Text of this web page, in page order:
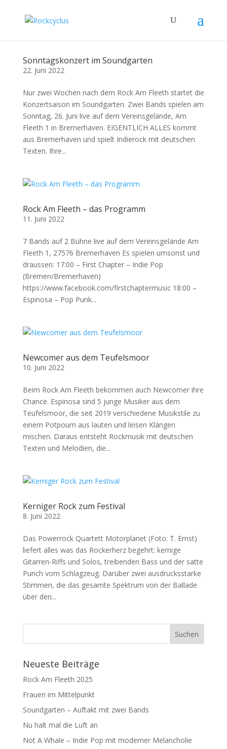
Sonntagskonzert im Soundgarten
22. Juni 2022
Nur zwei Wochen nach dem Rock Am Fleeth startet die
Konzertsaison im Soundgarten. Zwei Bands spielen am
Sonntag, 26. Juni live auf dem Vereinsgelände, Am
Fleeth 1 in Bremerhaven. EIGENTLICH ALLES kommt
aus Bremerhaven und spielt Indierock mit deutschen
Texten. Ihre...
Rock Am Fleeth – das Programm
11. Juni 2022
7 Bands auf 2 Bühne live auf dem Vereinsgelände Am
Fleeth 1, 27576 Bremerhaven Es spielen umsonst und
draussen: 17:00 – First Chapter – Indie Pop
(Bremen/Bremerhaven)
https://www.facebook.com/firstchaptermusic 18:00 –
Espinosa – Pop Punk...
Newcomer aus dem Teufelsmoor
10. Juni 2022
Beim Rock Am Fleeth bekommen auch Newcomer ihre
Chance. Espinosa sind 5 junge Musiker aus dem
Teufelsmoor, die seit 2019 verschiedene Musikstile zu
einem Potpourri aus lauten und leisen Klängen
mischen. Daraus entsteht Rockmusik mit deutschen
Texten und Melodien, die...
Kerniger Rock zum Festival
8. Juni 2022
Das Powerrock Quartett Motorplanet (Foto: T. Ernst)
liefert alles was das Rockerherz begehrt: kernige
Gitarren-Riffs und Solos, treibenden Bass und der satte
Punch vom Schlagzeug. Darüber zwei ausdrucksstarke
Stimmen, die das gesamte Spektrum von der Ballade
über den...
Neueste Beiträge
Rock Am Fleeth 2025
Frauen im Mittelpunkt
Soundgarten – Auftakt mit zwei Bands
Nu halt mal die Luft an
Not A Whale – Indie Pop mit moderner Melancholie